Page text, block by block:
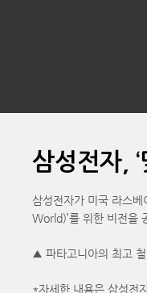
삼성전자,
삼성전자가 미국 라스
World)’를 위한 비전을
▲ 파타고니아의 최고
*자세한 내용은 삼성전